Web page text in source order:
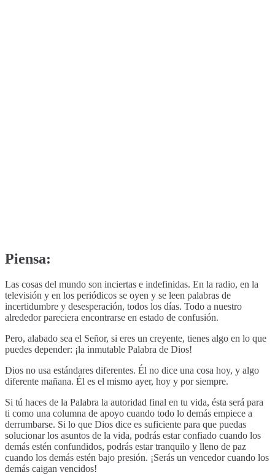
Piensa:
Las cosas del mundo son inciertas e indefinidas. En la radio, en la
televisión y en los periódicos se oyen y se leen palabras de
incertidumbre y desesperación, todos los días. Todo a nuestro
alrededor pareciera encontrarse en estado de confusión.
Pero, alabado sea el Señor, si eres un creyente, tienes algo en lo que
puedes depender: ¡la inmutable Palabra de Dios!
Dios no usa estándares diferentes. Él no dice una cosa hoy, y algo
diferente mañana. Él es el mismo ayer, hoy y por siempre.
Si tú haces de la Palabra la autoridad final en tu vida, ésta será para
ti como una columna de apoyo cuando todo lo demás empiece a
derrumbarse. Si lo que Dios dice es suficiente para que puedas
solucionar los asuntos de la vida, podrás estar confiado cuando los
demás estén confundidos, podrás estar tranquilo y lleno de paz
cuando los demás estén bajo presión. ¡Serás un vencedor cuando los
demás caigan vencidos!